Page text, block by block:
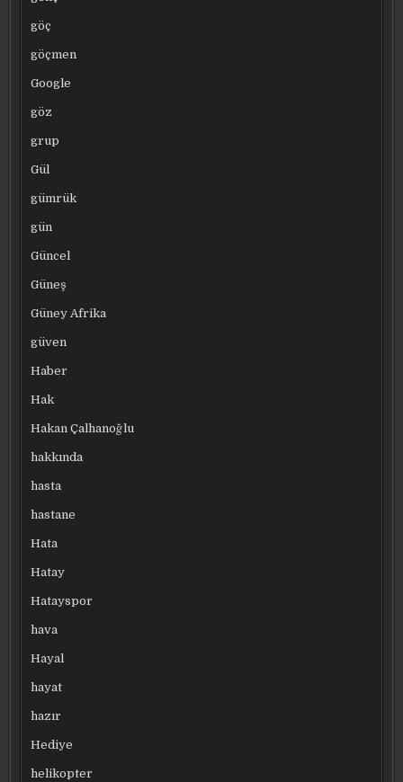
göç
göçmen
Google
göz
grup
Gül
gümrük
gün
Güncel
Güneş
Güney Afrika
güven
Haber
Hak
Hakan Çalhanoğlu
hakkında
hasta
hastane
Hata
Hatay
Hatayspor
hava
Hayal
hayat
hazır
Hediye
helikopter